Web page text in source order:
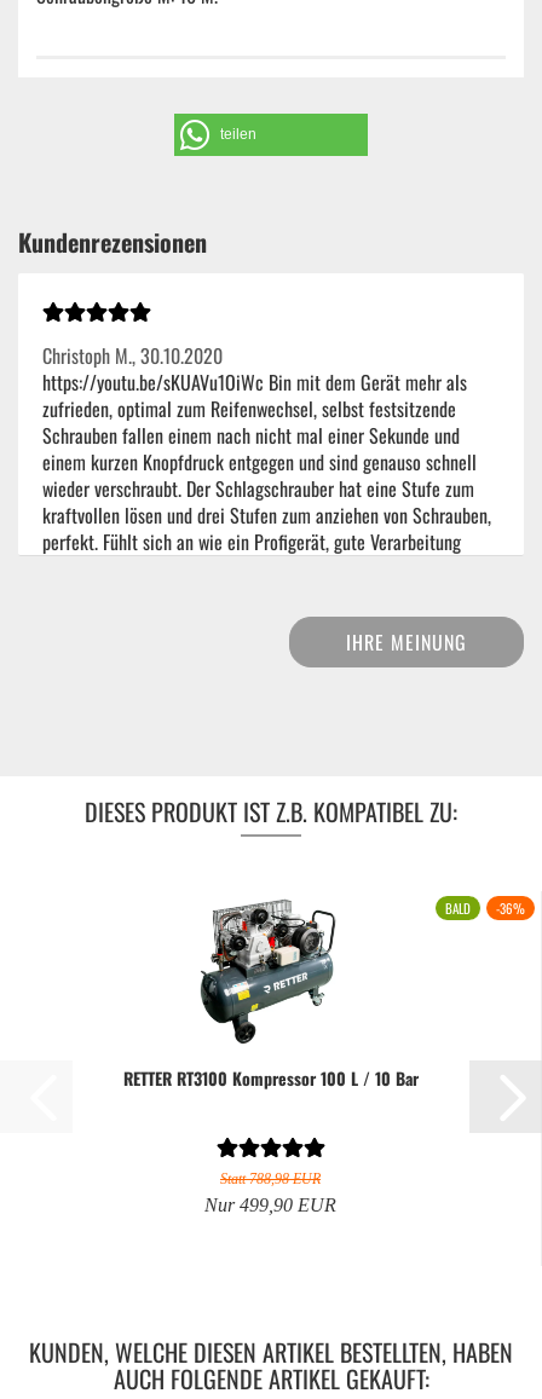
teilen
Kundenrezensionen
Christoph M.,30.10.2020
https://youtu.be/sKUAVu1OiWc Bin mit dem Gerät mehr als
zufrieden, optimal zum Reifenwechsel, selbst festsitzende
Schrauben fallen einem nach nicht mal einer Sekunde und
einem kurzen Knopfdruck entgegen und sind genauso schnell
wieder verschraubt. Der Schlagschrauber hat eine Stufe zum
kraftvollen lösen und drei Stufen zum anziehen von Schrauben,
perfekt. Fühlt sich an wie ein Profigerät, gute Verarbeitung
IHRE MEINUNG
DIESES PRODUKT IST Z.B. KOMPATIBEL ZU:
BALD -36%
RETTER RT3100 Kompressor 100 L / 10 Bar
Statt 788,98 EUR
Nur 499,90 EUR
KUNDEN, WELCHE DIESEN ARTIKEL BESTELLTEN, HABEN
AUCH FOLGENDE ARTIKEL GEKAUFT: